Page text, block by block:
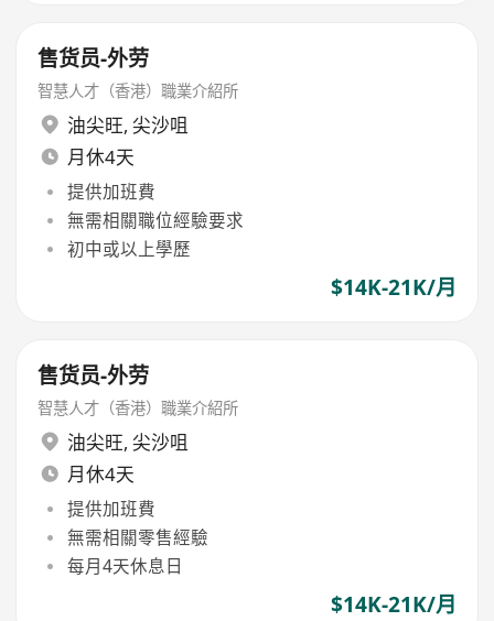
售货员-外劳
智慧人才（香港）職業介紹所
油尖旺, 尖沙咀
月休4天
提供加班費
無需相關職位經驗要求
初中或以上學歷
$14K-21K/月
售货员-外劳
智慧人才（香港）職業介紹所
油尖旺, 尖沙咀
月休4天
提供加班費
無需相關零售經驗
每月4天休息日
$14K-21K/月